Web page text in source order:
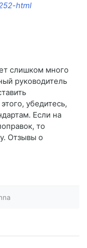
html
слишком много
руководитель
убедитесь,
Если на
то
Отзывы о